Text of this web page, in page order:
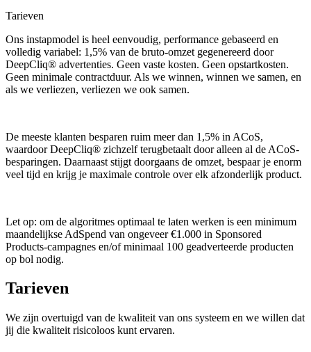
Tarieven
Ons instapmodel is heel eenvoudig, performance gebaseerd en
volledig variabel: 1,5% van de bruto-omzet gegenereerd door
DeepCliq® advertenties. Geen vaste kosten. Geen opstartkosten.
Geen minimale contractduur. Als we winnen, winnen we samen, en
als we verliezen, verliezen we ook samen.
De meeste klanten besparen ruim meer dan 1,5% in ACoS,
waardoor DeepCliq® zichzelf terugbetaalt door alleen al de ACoS-
besparingen. Daarnaast stijgt doorgaans de omzet, bespaar je enorm
veel tijd en krijg je maximale controle over elk afzonderlijk product.
Let op: om de algoritmes optimaal te laten werken is een minimum
maandelijkse AdSpend van ongeveer €1.000 in Sponsored
Products-campagnes en/of minimaal 100 geadverteerde producten
op bol nodig.
Tarieven
We zijn overtuigd van de kwaliteit van ons systeem en we willen dat
jij die kwaliteit risicoloos kunt ervaren.